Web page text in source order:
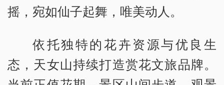
摇，宛如仙子起舞，唯美动人。
依托独特的花卉资源与优良生
态，天女山持续打造赏花文旅品牌。